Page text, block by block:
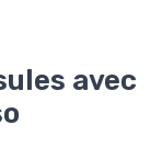
avec